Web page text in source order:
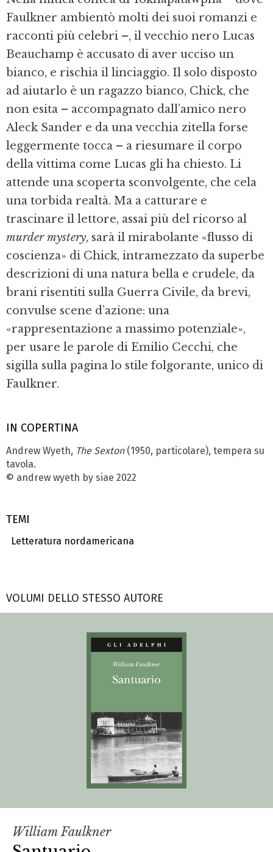
IN COPERTINA
Andrew Wyeth, The Sexton(1950, particolare), tempera su
tavola.
© andrew wyeth by siae 2022
TEMI
Letteratura nordamericana
Faulkner ambientò molti dei suoi romanzi e
racconti più celebri –, il vecchio nero Lucas
Beauchamp è accusato di aver ucciso un
bianco, e rischia il linciaggio. Il solo disposto
ad aiutarlo è un ragazzo bianco, Chick, che
non esita – accompagnato dall’amico nero
Aleck Sander e da una vecchia zitella forse
leggermente tocca – a riesumare il corpo
della vittima come Lucas gli ha chiesto. Li
attende una scoperta sconvolgente, che cela
una torbida realtà. Ma a catturare e
trascinare il lettore, assai più del ricorso al
murder mystery, sarà il mirabolante «flusso di
coscienza» di Chick, intramezzato da superbe
descrizioni di una natura bella e crudele, da
brani risentiti sulla Guerra Civile, da brevi,
convulse scene d’azione: una
«rappresentazione a massimo potenziale»,
per usare le parole di Emilio Cecchi, che
sigilla sulla pagina lo stile folgorante, unico di
Faulkner.
VOLUMI DELLO STESSO AUTORE
William Faulkner